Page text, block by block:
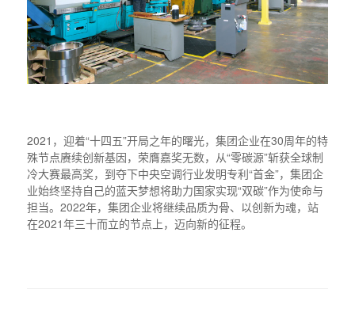
2021，迎着“十四五”开局之年的曙光，集团企业在30周年的特
殊节点赓续创新基因，荣膺嘉奖无数，从“零碳源”斩获全球制
冷大赛最高奖，到夺下中央空调行业发明专利“首金”，集团企
业始终坚持自己的蓝天梦想将助力国家实现“双碳”作为使命与
担当。2022年，集团企业将继续品质为骨、以创新为魂，站
在2021年三十而立的节点上，迈向新的征程。